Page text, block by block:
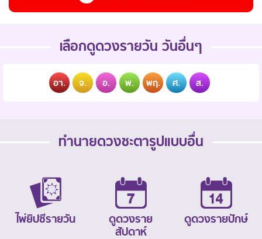
เลือกดูดวงรายวัน วันอื่นๆ
อา. จ. อ. พ. พฤ. ศ. ส.
ทำนายดวงชะตารูปแบบอื่น
ไพ่ยิปซีรายวัน
ดูดวงราย
สัปดาห์
ดูดวงรายปักษ์